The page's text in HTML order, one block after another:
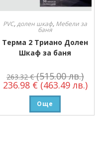
PVC,долен шкаф, Мебели за
баня
Терма 2 Триано Долен
Шкаф за баня
263.32€ (515.00 лв.)
236.98 € (463.49 лв.)
Още